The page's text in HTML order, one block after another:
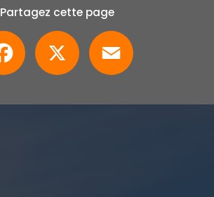
Partagez cette page
Facebook